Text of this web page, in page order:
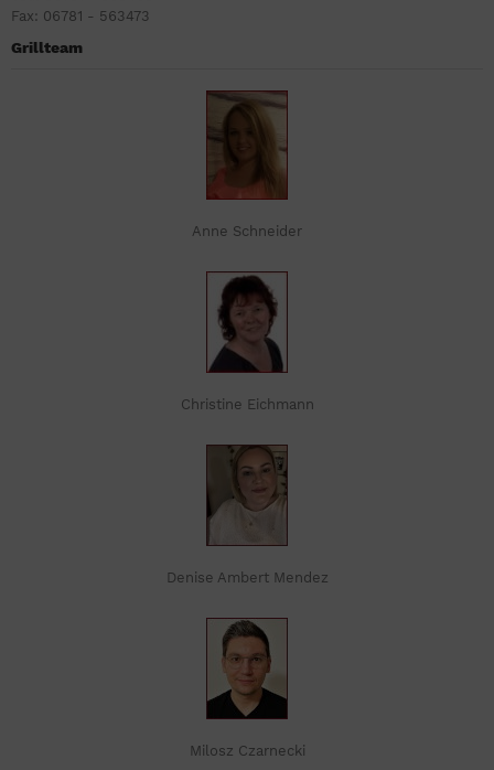
Fax: 06781 - 563473
Grillteam
Anne Schneider
Christine Eichmann
Denise Ambert Mendez
Milosz Czarnecki